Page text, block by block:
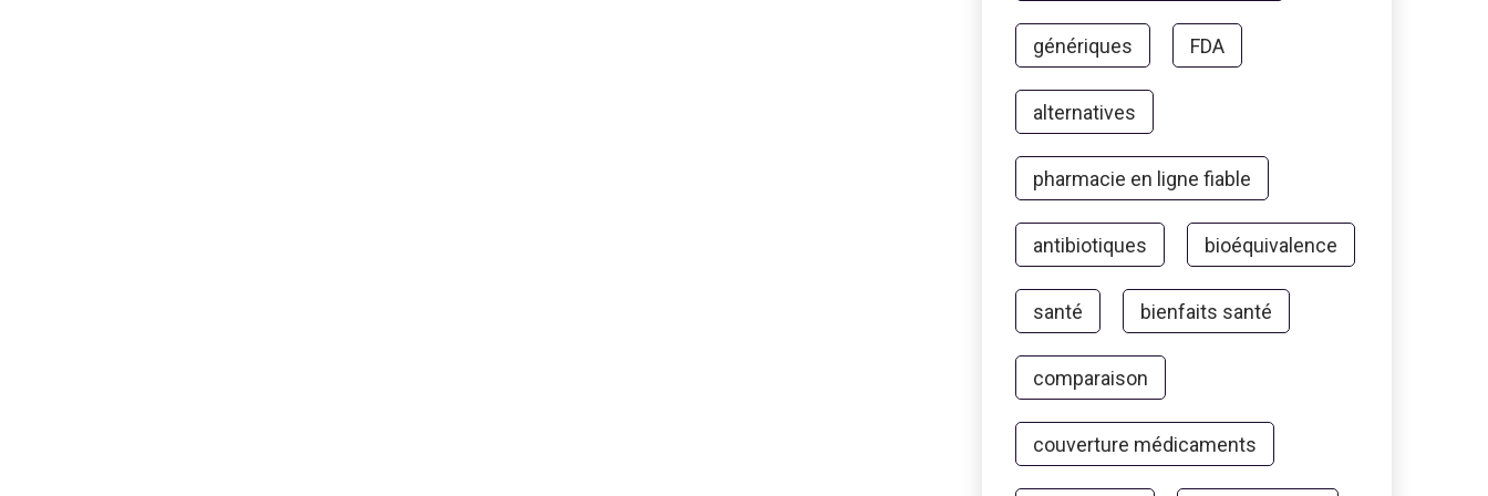
génériques FDA
alternatives
pharmacie en ligne fiable
antibiotiques bioéquivalence
santé bienfaits santé
comparaison
couverture médicaments